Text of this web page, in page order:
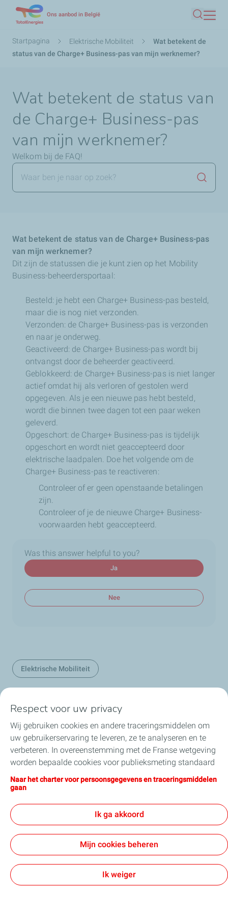
naar
de
Ons aanbod in België
Zoeken
Kruimelpad
Startpagina Elektrische Mobiliteit
Wat betekent de
status van de Charge+ Business-pas van mijn werknemer?
Wat betekent de status van
de Charge+ Business-pas
van mijn werknemer?
Welkom bij de FAQ!
Wat betekent de status van de Charge+ Business-pas
van mijn werknemer?
Dit zijn de statussen die je kunt zien op het Mobility
Business-beheerdersportaal:
Besteld: je hebt een Charge+ Business-pas besteld,
maar die is nog niet verzonden.
Verzonden: de Charge+ Business-pas is verzonden
en naar je onderweg.
Geactiveerd: de Charge+ Business-pas wordt bij
ontvangst door de beheerder geactiveerd.
Geblokkeerd: de Charge+ Business-pas is niet langer
actief omdat hij als verloren of gestolen werd
opgegeven. Als je een nieuwe pas hebt besteld,
wordt die binnen twee dagen tot een paar weken
geleverd.
Opgeschort: de Charge+ Business-pas is tijdelijk
opgeschort en wordt niet geaccepteerd door
elektrische laadpalen. Doe het volgende om de
Charge+ Business-pas te reactiveren:
Controleer of er geen openstaande betalingen
zijn.
Controleer of je de nieuwe Charge+ Business-
voorwaarden hebt geaccepteerd.
Was this answer helpful to you?
Ja
Nee
Elektrische Mobiliteit
Onze sectoren in België
Onze producten in België
Nuttige links
Onze online verkoopsites
Algemene verkoopsvoorwaarden
Algemene vorwaarden voor de aankoop
Toegankelijkheid
Sitemap
Respect voor uw privacy
Wij gebruiken cookies en andere traceringsmiddelen om
uw gebruikerservaring te leveren, ze te analyseren en te
verbeteren. In overeenstemming met de Franse wetgeving
worden bepaalde cookies voor publieksmeting standaard
geïnstalleerd. U kunt uw cookie-instellingen op elk
moment wijzigen door op de knop “Mijn cookies beheren”
u in met de installatie van alle cookies. Als u op "Ik
weiger" klikt, zullen alleen de technische cookies worden
gebruikt die nodig zijn voor de goede werking van de site.
Voor meer informatie kunt u de pagina "Charter voor
Naar het charter voor persoonsgegevens en traceringsmiddelen
gaan
Ik ga akkoord
Mijn cookies beheren
Ik weiger